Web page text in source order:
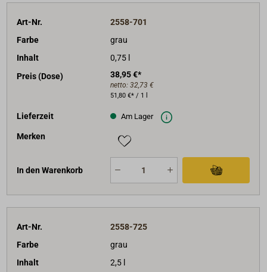
Art-Nr.
2558-701
Farbe
grau
Inhalt
0,75 l
Preis (Dose)
38,95 €*
netto: 32,73 €
51,80 €* / 1 l
Lieferzeit Am Lager
Merken
In den Warenkorb
Art-Nr.
2558-725
Farbe
grau
Inhalt
2,5 l